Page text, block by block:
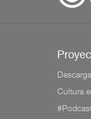
Cultura